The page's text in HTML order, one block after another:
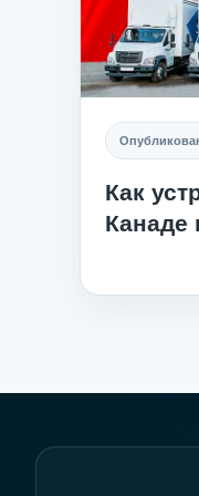
Как
Канаде